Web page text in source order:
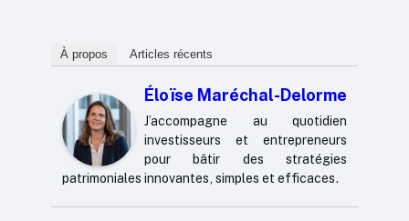
À propos Articles récents
Éloïse Maréchal-Delorme
J’accompagne au quotidien
investisseurs et entrepreneurs
pour bâtir des stratégies
patrimoniales innovantes, simples et efficaces.